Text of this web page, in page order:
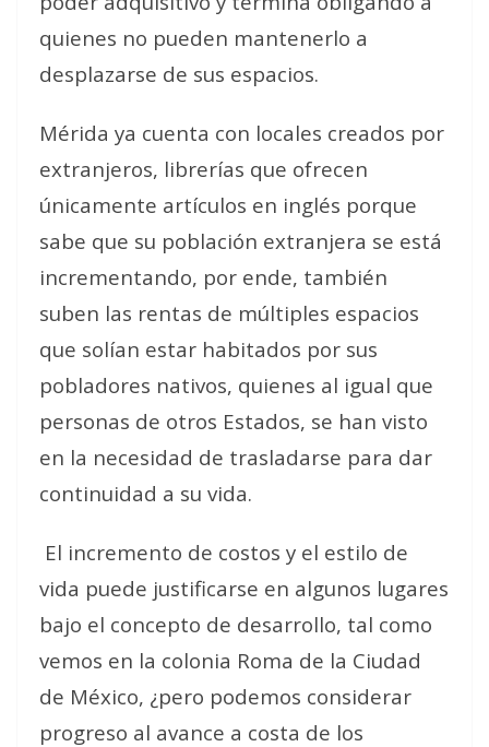
quienes no pueden mantenerlo a
desplazarse de sus espacios.
Mérida ya cuenta con locales creados por
extranjeros, librerías que ofrecen
únicamente artículos en inglés porque
sabe que su población extranjera se está
incrementando, por ende, también
suben las rentas de múltiples espacios
que solían estar habitados por sus
pobladores nativos, quienes al igual que
personas de otros Estados, se han visto
en la necesidad de trasladarse para dar
continuidad a su vida.
El incremento de costos y el estilo de
vida puede justificarse en algunos lugares
bajo el concepto de desarrollo, tal como
vemos en la colonia Roma de la Ciudad
de México, ¿pero podemos considerar
progreso al avance a costa de los